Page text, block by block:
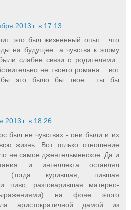
2013 г. в 17:13
был жизненный опыт... что
на будущее...а чувства к этому
слабее связи с родителями..
не твоего романа... вот
бы это было бы твое... ты бы
2013 г. в 18:26
был не чувствах - они были и их
жизнь. Вот только отношение
не самое джентельменское. Да и
и интеллекта оставлял
курившая, пившая
и пиво, разговарившая матерно-
на фоне этого
аристократичной дамой из